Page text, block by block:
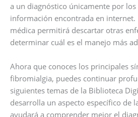
a un diagnóstico únicamente por
información encontrada en internet.
médica permitirá descartar otras
determinar cuál es el manejo más
Ahora que conoces los principales
fibromialgia, puedes continuar
siguientes temas de la Biblioteca
desarrolla un aspecto específico de
ayudará a comprender mejor el